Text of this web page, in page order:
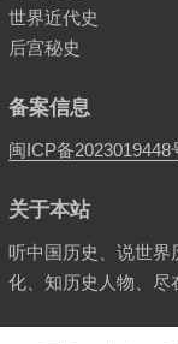
世界近代史
后宫秘史
备案信息
闽ICP备2023019448
关于本站
听中国历史、说世界
化、知历史人物、尽